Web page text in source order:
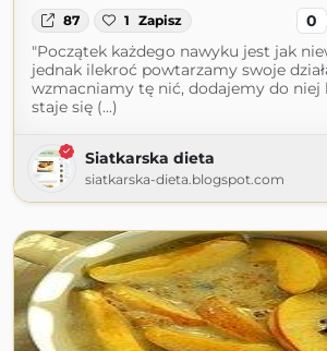
87 1 Zapisz 0
"Początek każdego nawyku jest jak
jednak ilekroć powtarzamy swoje
wzmacniamy tę nić, dodajemy do niej
staje się (...)
Siatkarska dieta
siatkarska-dieta.blogspot.com